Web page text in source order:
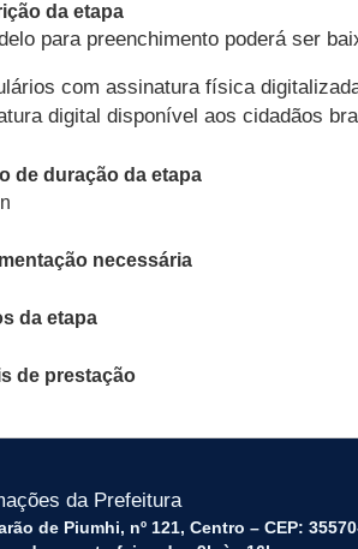
da etapa
para preenchimento poderá ser
com assinatura física
digital disponível aos cidadãos
de duração da etapa
necessária
da etapa
de prestação
da Prefeitura
de Piumhi, nº 121, Centro – CEP: